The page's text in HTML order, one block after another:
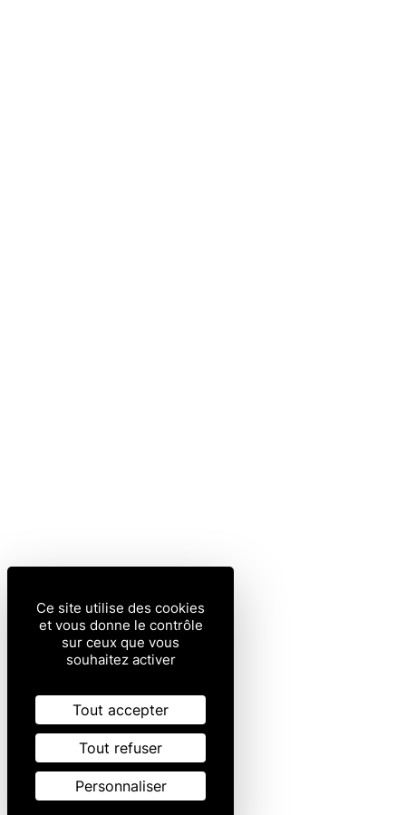
Ce site utilise des cookies
et vous donne le contrôle
sur ceux que vous
souhaitez activer
Tout accepter
Tout refuser
Personnaliser